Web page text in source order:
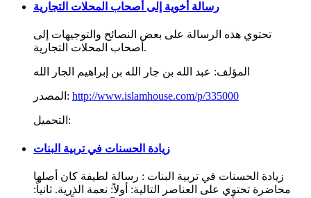
رسالة أخوية إلى أصحاب المحلات التجارية
تحتوي هذه الرسالة على بعض النصائح والتوجيهات إلى
أصحاب المحلات التجارية.
المؤلف: عبد الله بن جار الله بن إبراهيم الجار الله
المصدر: http://www.islamhouse.com/p/335000
التحميل:
زيادة الحسنات في تربية البنات
زيادة الحسنات في تربية البنات : رسالة لطيفة كان أصلها
محاضرة تحتوي على العناصر التالية: أولاً: نعمة الذرية. ثانياً: